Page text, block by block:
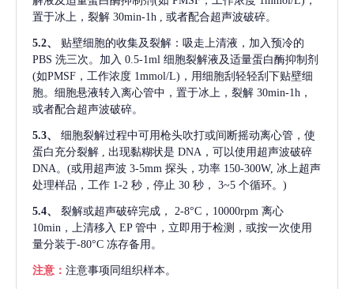
置于冰上，裂解 30min-1h , 或者配合超声波破碎。
5.2、
贴壁细胞的收集及裂解：吸走上清液，加入预冷的
PBS 洗三次。加入 0.5-1ml 细胞裂解液及适量蛋白酶抑制剂
(如PMSF，工作浓度 1mmol/L)，用细胞刮轻轻刮下贴壁细
胞。细胞悬液转入离心管中，置于冰上，裂解 30min-1h，
或者配合超声波破碎。
5.3、
细胞裂解过程中可用枪头吹打或间断摇动离心管，使
蛋白充分裂解
, 出现黏糊状是 DNA，可以使用超声波破碎
DNA。(或用超声波 3-5mm 探头，功率 150-300W, 冰上超声
处理样品，工作 1-2 秒，停止 30 秒， 3~5 个循环。)
5.4、 裂解或超声破碎完成，
2-8°C，10000rpm 离心
10min，上清移入 EP 管中，立即用于检测，或按一次使用
量分装于-80°C 冻存备用。
注意： 注意事项同组织样本。